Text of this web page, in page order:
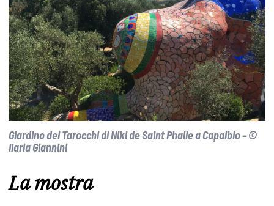
Giardino dei Tarocchi di Niki de Saint Phalle a Capalbio – ©
Ilaria Giannini
La mostra